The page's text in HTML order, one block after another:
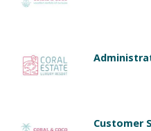
Customer